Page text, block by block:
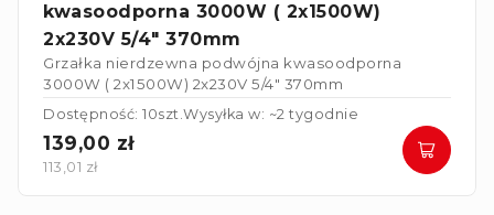
kwasoodporna 3000W ( 2x1500W)
2x230V 5/4" 370mm
Grzałka nierdzewna podwójna kwasoodporna
3000W ( 2x1500W) 2x230V 5/4" 370mm
Dostępność: 10szt.Wysyłka w: ~2 tygodnie
139,00 zł
113,01 zł